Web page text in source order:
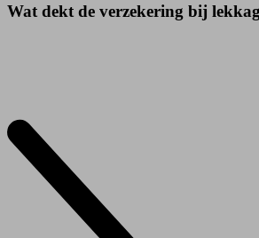
Wat dekt de verzekering bij